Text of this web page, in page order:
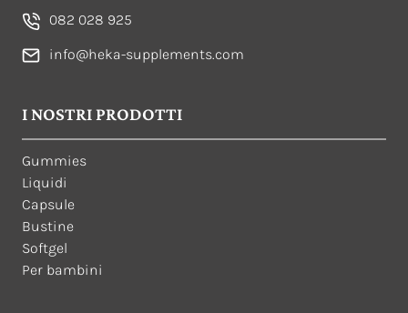
082 028 925
info@heka-supplements.com
I NOSTRI PRODOTTI
Gummies
Liquidi
Capsule
Bustine
Softgel
Per bambini